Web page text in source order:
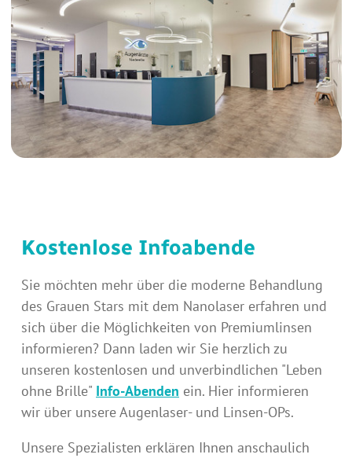
Kostenlose Infoabende
Sie möchten mehr über die moderne Behandlung
des Grauen Stars mit dem Nanolaser erfahren und
sich über die Möglichkeiten von Premiumlinsen
informieren? Dann laden wir Sie herzlich zu
unseren kostenlosen und unverbindlichen "Leben
ohne Brille" Info-Abenden ein. Hier informieren
wir über unsere Augenlaser- und Linsen-OPs.
Unsere Spezialisten erklären Ihnen anschaulich